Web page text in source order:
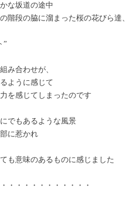
な坂道の途中
階段の脇に溜まった桜の花びら達、
”
み合わせが、
ように感じて
を感じてしまったのです
でもあるような風景
に惹かれ
も意味のあるものに感じました
・・・・・・・・・・・